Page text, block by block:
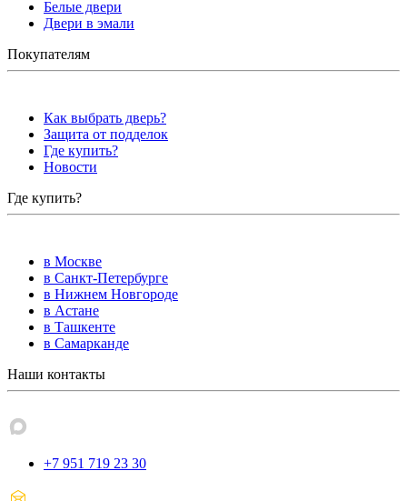
Белые двери
Двери в эмали
Покупателям
Как выбрать дверь?
Защита от подделок
Где купить?
Новости
Где купить?
в Москве
в Санкт-Петербурге
в Нижнем Новгороде
в Астане
в Ташкенте
в Самарканде
Наши контакты
+7 951 719 23 30